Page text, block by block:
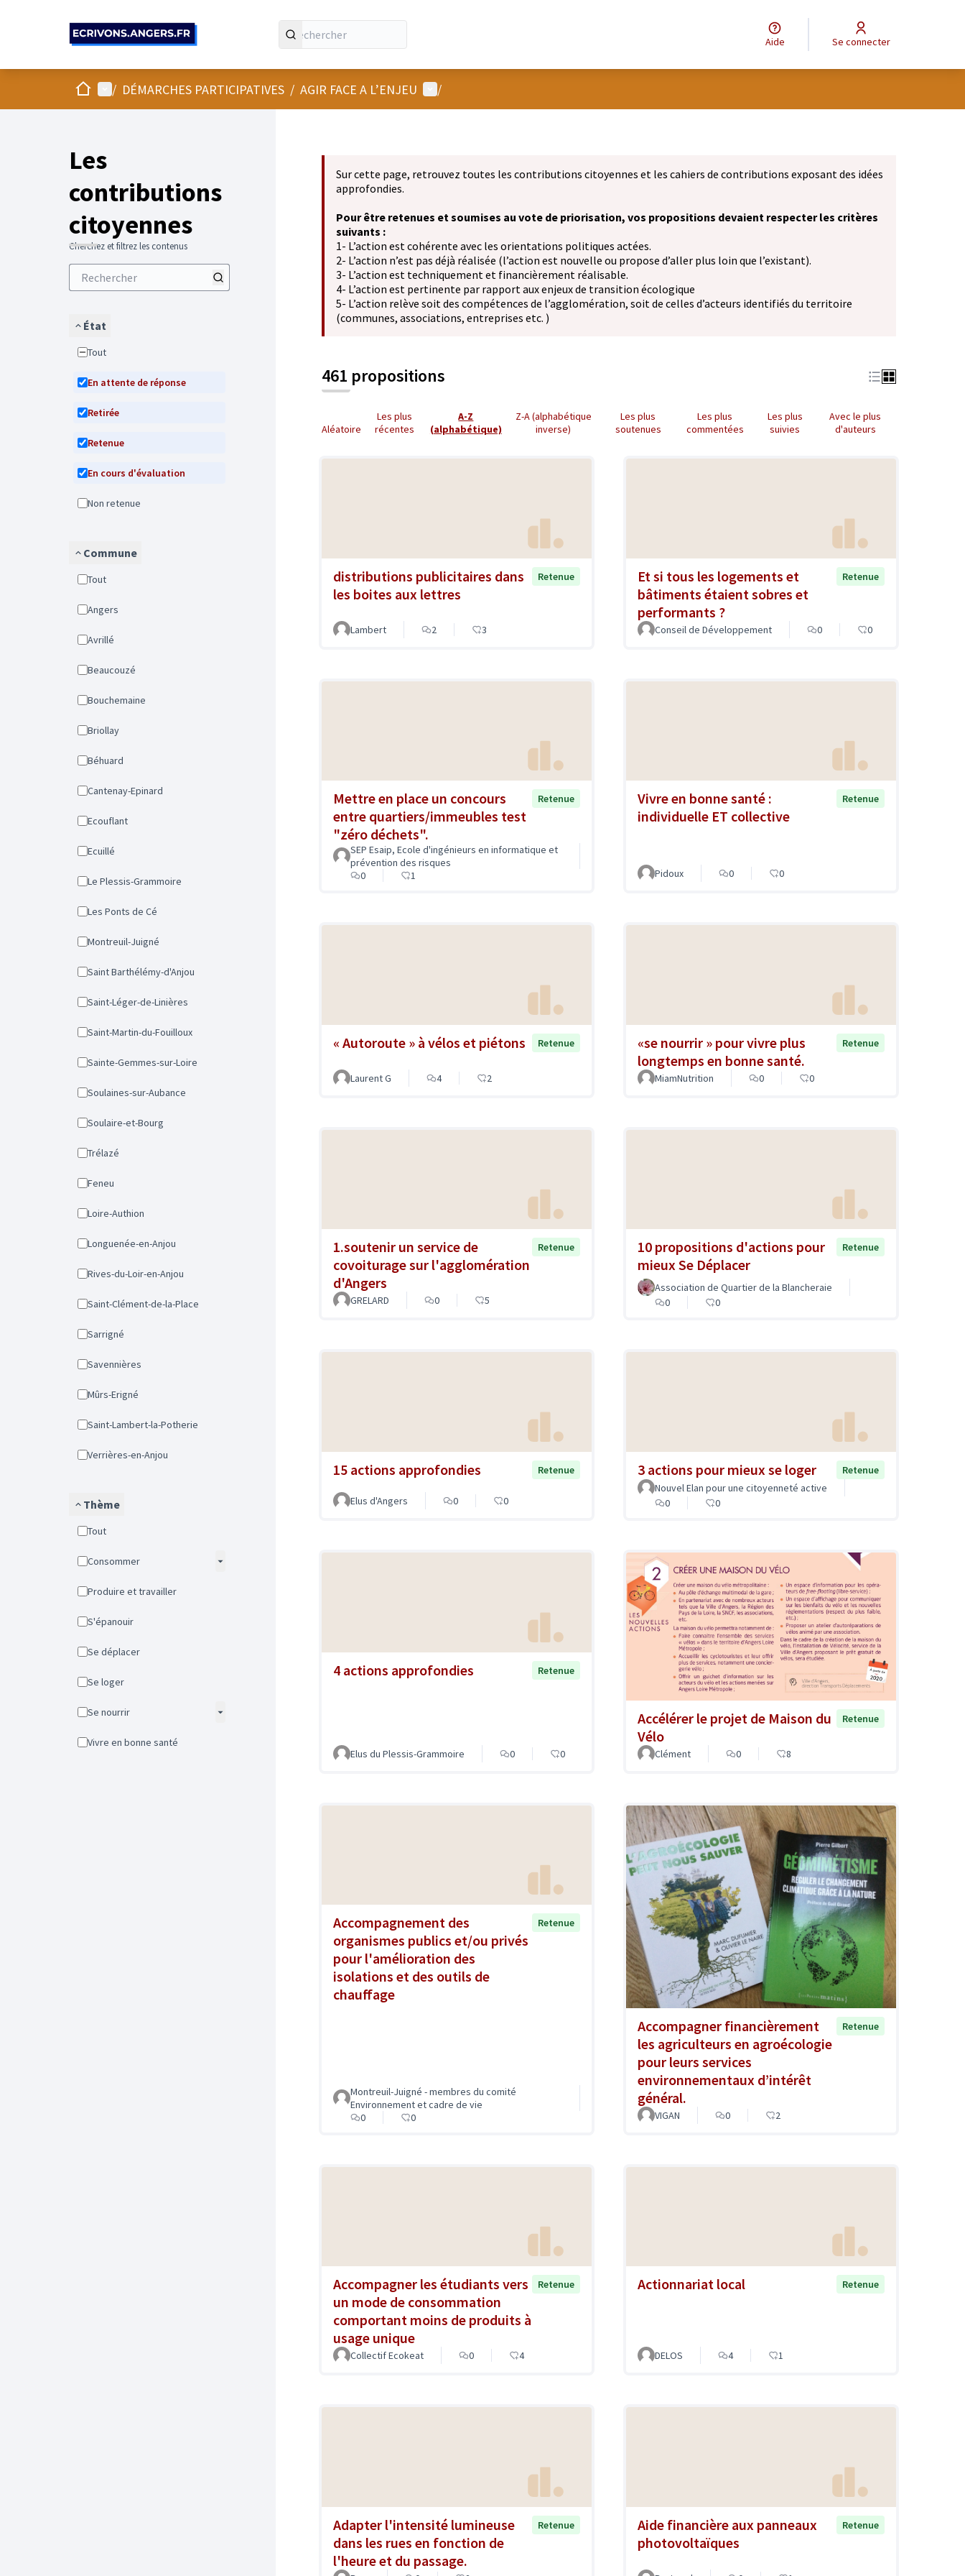
Aide Se connecter
AccueilMenu principal
/ DÉMARCHES PARTICIPATIVES / AGIR FACE A L’ENJEU Menu utilisateur
/
Les
contributions
citoyennes
Cherchez et filtrez les contenus
État
Tout
En attente de réponse
Retirée
Retenue
En cours d'évaluation
Non retenue
Commune
Tout
Angers
Avrillé
Beaucouzé
Bouchemaine
Briollay
Béhuard
Cantenay-Epinard
Ecouflant
Ecuillé
Le Plessis-Grammoire
Les Ponts de Cé
Montreuil-Juigné
Saint Barthélémy-d'Anjou
Saint-Léger-de-Linières
Saint-Martin-du-Fouilloux
Sainte-Gemmes-sur-Loire
Soulaines-sur-Aubance
Soulaire-et-Bourg
Trélazé
Feneu
Loire-Authion
Longuenée-en-Anjou
Rives-du-Loir-en-Anjou
Saint-Clément-de-la-Place
Sarrigné
Savennières
Mûrs-Erigné
Saint-Lambert-la-Potherie
Verrières-en-Anjou
Thème
Tout
Consommer
Produire et travailler
S'épanouir
Se déplacer
Se loger
Se nourrir
Vivre en bonne santé
Sur cette page, retrouvez toutes les contributions citoyennes et les cahiers de contributions exposant des idées
approfondies.
Pour être retenues et soumises au vote de priorisation, vos propositions devaient respecter les critères
suivants :
1- L’action est cohérente avec les orientations politiques actées.
2- L’action n’est pas déjà réalisée (l’action est nouvelle ou propose d’aller plus loin que l’existant).
3- L’action est techniquement et financièrement réalisable.
4- L’action est pertinente par rapport aux enjeux de transition écologique
5- L’action relève soit des compétences de l’agglomération, soit de celles d’acteurs identifiés du territoire
(communes, associations, entreprises etc. )
461 propositions
Aléatoire
Les plus
récentes
A-Z
(alphabétique)
Z-A (alphabétique
inverse)
Les plus
soutenues
Les plus
commentées
Les plus
suivies
Avec le plus
d'auteurs
distributions publicitaires dans
les boites aux lettres
Retenue
Lambert 2 3
Et si tous les logements et
bâtiments étaient sobres et
performants ?
Retenue
Conseil de Développement 0 0
Mettre en place un concours
entre quartiers/immeubles test
"zéro déchets".
Retenue
SEP Esaip, Ecole d'ingénieurs en informatique et
prévention des risques
0
1
Vivre en bonne santé :
individuelle ET collective
Retenue
Pidoux 0 0
« Autoroute » à vélos et piétons Retenue
Laurent G 4 2
«se nourrir » pour vivre plus
longtemps en bonne santé.
Retenue
MiamNutrition 0 0
1.soutenir un service de
covoiturage sur l'agglomération
d'Angers
Retenue
GRELARD 0 5
10 propositions d'actions pour
mieux Se Déplacer
Retenue
Association de Quartier de la Blancheraie
0
0
15 actions approfondies Retenue
Elus d'Angers 0 0
3 actions pour mieux se loger
Retenue
Nouvel Elan pour une citoyenneté active
0
0
4 actions approfondies Retenue
Elus du Plessis-Grammoire 0 0
Accélérer le projet de Maison du
Vélo
Retenue
Clément 0 8
Accompagnement des
organismes publics et/ou privés
pour l'amélioration des
isolations et des outils de
chauffage
Retenue
Montreuil-Juigné - membres du comité
Environnement et cadre de vie
0
0
Accompagner financièrement
les agriculteurs en agroécologie
pour leurs services
environnementaux d’intérêt
général.
Retenue
VIGAN 0 2
Accompagner les étudiants vers
un mode de consommation
comportant moins de produits à
usage unique
Retenue
Collectif Ecokeat 0 4
Actionnariat local Retenue
DELOS 4 1
Adapter l'intensité lumineuse
dans les rues en fonction de
l'heure et du passage.
Retenue
Aide financière aux panneaux
photovoltaïques
Retenue